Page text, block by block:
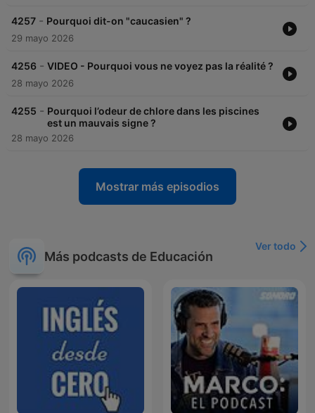
4257 - Pourquoi dit-on "caucasien" ?
29 mayo 2026
4256 - VIDEO - Pourquoi vous ne voyez pas la réalité ?
28 mayo 2026
4255 - Pourquoi l’odeur de chlore dans les piscines
est un mauvais signe ?
28 mayo 2026
Mostrar más episodios
Más podcasts de Educación
Ver todo